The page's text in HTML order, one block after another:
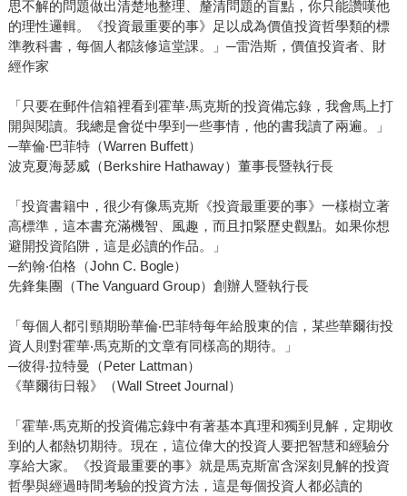
思不解的問題做出清楚地整理、釐清問題的盲點，你只能讚嘆他
的理性邏輯。《投資最重要的事》足以成為價值投資哲學類的標
準教科書，每個人都該修這堂課。」─雷浩斯，價值投資者、財
經作家
「只要在郵件信箱裡看到霍華‧馬克斯的投資備忘錄，我會馬上打
開與閱讀。我總是會從中學到一些事情，他的書我讀了兩遍。」
─華倫‧巴菲特（Warren Buffett）
波克夏海瑟威（Berkshire Hathaway）董事長暨執行長
「投資書籍中，很少有像馬克斯《投資最重要的事》一樣樹立著
高標準，這本書充滿機智、風趣，而且扣緊歷史觀點。如果你想
避開投資陷阱，這是必讀的作品。」
─約翰‧伯格（John C. Bogle）
先鋒集團（The Vanguard Group）創辦人暨執行長
「每個人都引頸期盼華倫‧巴菲特每年給股東的信，某些華爾街投
資人則對霍華‧馬克斯的文章有同樣高的期待。」
─彼得‧拉特曼（Peter Lattman）
《華爾街日報》（Wall Street Journal）
「霍華‧馬克斯的投資備忘錄中有著基本真理和獨到見解，定期收
到的人都熱切期待。現在，這位偉大的投資人要把智慧和經驗分
享給大家。《投資最重要的事》就是馬克斯富含深刻見解的投資
哲學與經過時間考驗的投資方法，這是每個投資人都必讀的